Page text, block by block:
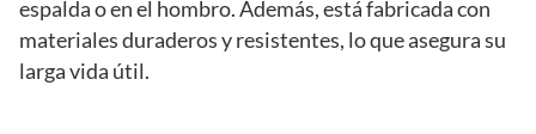
espalda o en el hombro. Además, está fabricada con
materiales duraderos y resistentes, lo que asegura su
larga vida útil.